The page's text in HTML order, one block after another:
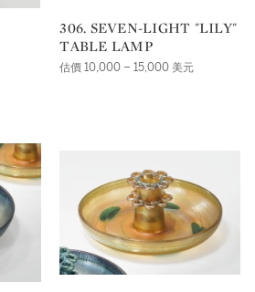
306. SEVEN-LIGHT "LILY"
TABLE LAMP
估價 10,000 – 15,000 美元